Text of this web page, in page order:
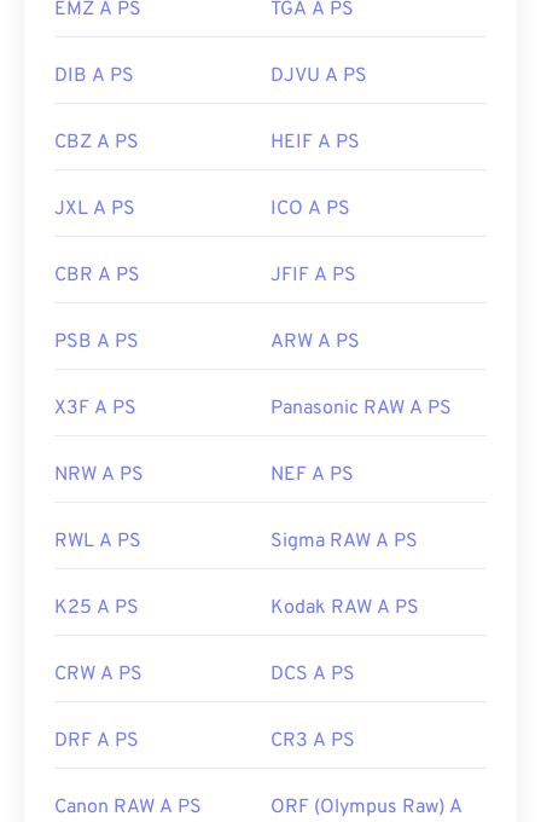
EMZ A PS TGA A PS
DIB A PS DJVU A PS
CBZ A PS HEIF A PS
JXL A PS ICO A PS
CBR A PS JFIF A PS
PSB A PS ARW A PS
X3F A PS Panasonic RAW A PS
NRW A PS NEF A PS
RWL A PS Sigma RAW A PS
K25 A PS Kodak RAW A PS
CRW A PS DCS A PS
DRF A PS CR3 A PS
Canon RAW A PS
ORF (Olympus Raw) A